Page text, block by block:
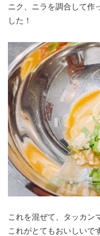
ニク、ニラを調合して作
した！
これを混ぜて、タッカン
これがとてもおいしいで